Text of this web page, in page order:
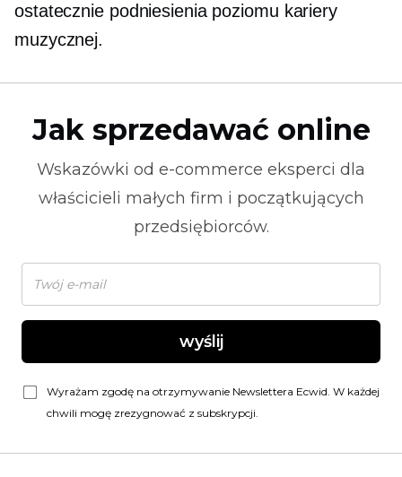
ostatecznie podniesienia poziomu kariery
muzycznej.
Jak sprzedawać online
Wskazówki od e-commerce eksperci dla
właścicieli małych firm i początkujących
przedsiębiorców.
wyślij
Wyrażam zgodę na otrzymywanie Newslettera Ecwid. W każdej
chwili mogę zrezygnować z subskrypcji.